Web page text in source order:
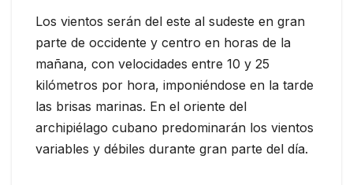
Los vientos serán del este al sudeste en gran
parte de occidente y centro en horas de la
mañana, con velocidades entre 10 y 25
kilómetros por hora, imponiéndose en la tarde
las brisas marinas. En el oriente del
archipiélago cubano predominarán los vientos
variables y débiles durante gran parte del día.